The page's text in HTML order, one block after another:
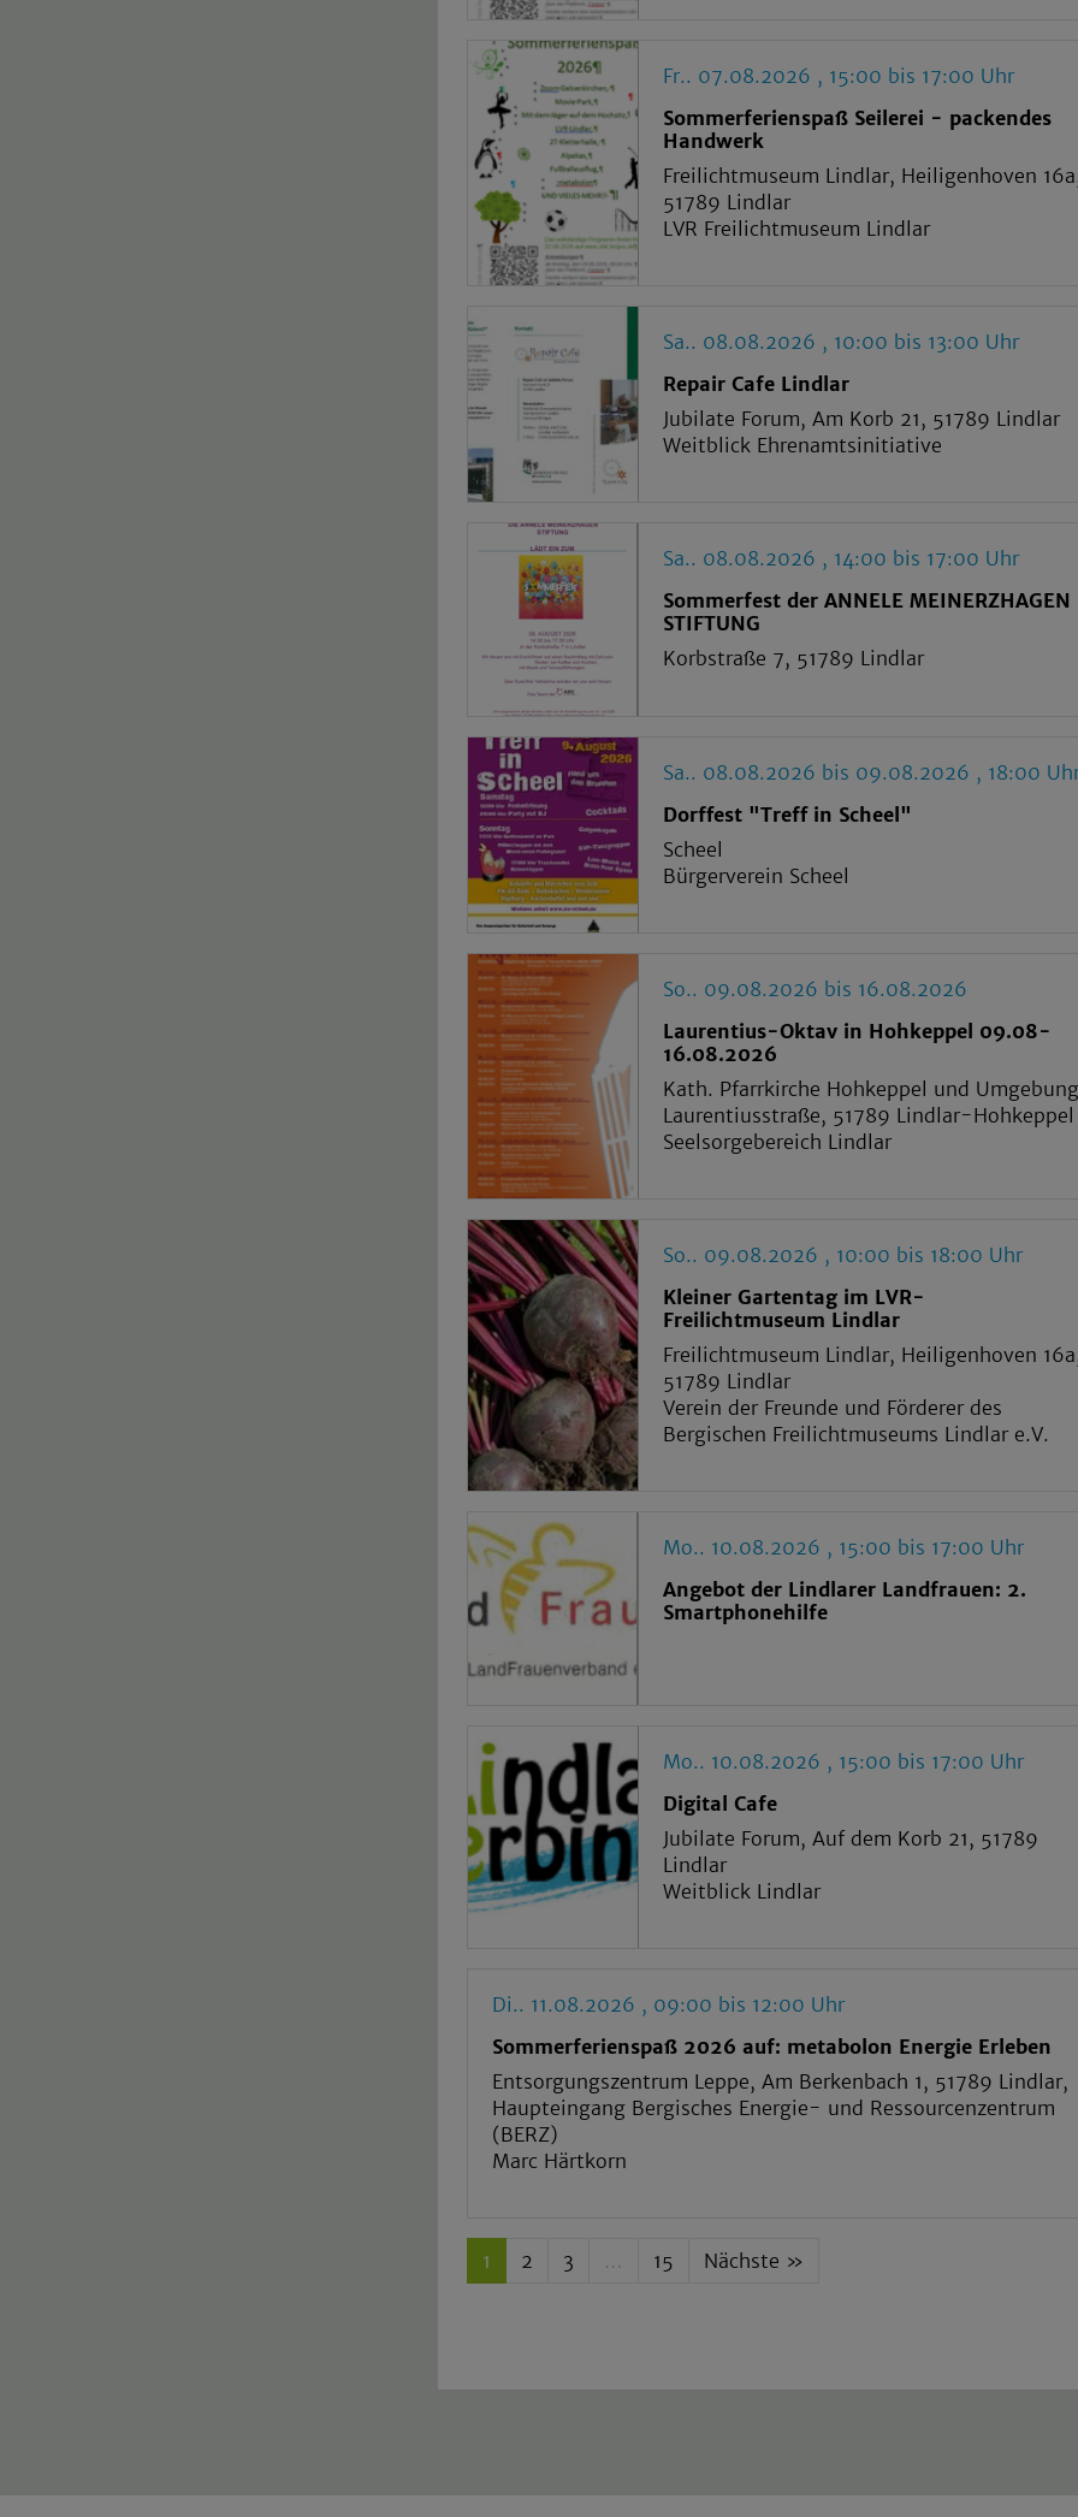
Fr.. 07.08.2026 , 15:00 bis 17:00 Uhr
Sommerferienspaß Seilerei - packendes
Handwerk
Freilichtmuseum Lindlar, Heiligenhoven
51789 Lindlar
LVR Freilichtmuseum Lindlar
Sa.. 08.08.2026 , 10:00 bis 13:00 Uhr
Repair Cafe Lindlar
Jubilate Forum, Am Korb 21, 51789 Lindlar
Weitblick Ehrenamtsinitiative
Sa.. 08.08.2026 , 14:00 bis 17:00 Uhr
Sommerfest der ANNELE MEINERZHAGEN
STIFTUNG
Korbstraße 7, 51789 Lindlar
Sa.. 08.08.2026 bis 09.08.2026 , 18:00
Dorffest "Treff in Scheel"
Scheel
Bürgerverein Scheel
So.. 09.08.2026 bis 16.08.2026
Laurentius-Oktav in Hohkeppel 09.08-
16.08.2026
Kath. Pfarrkirche Hohkeppel und
Laurentiusstraße, 51789 Lindlar-Hohkeppel
Seelsorgebereich Lindlar
So.. 09.08.2026 , 10:00 bis 18:00 Uhr
Kleiner Gartentag im LVR-
Freilichtmuseum Lindlar
Freilichtmuseum Lindlar, Heiligenhoven
51789 Lindlar
Verein der Freunde und Förderer des
Bergischen Freilichtmuseums Lindlar e.V.
Mo.. 10.08.2026 , 15:00 bis 17:00 Uhr
Angebot der Lindlarer Landfrauen: 2.
Smartphonehilfe
Mo.. 10.08.2026 , 15:00 bis 17:00 Uhr
Digital Cafe
Jubilate Forum, Auf dem Korb 21, 51789
Lindlar
Weitblick Lindlar
Di.. 11.08.2026 , 09:00 bis 12:00 Uhr
Sommerferienspaß 2026 auf: metabolon Energie Erleben
Entsorgungszentrum Leppe, Am Berkenbach 1, 51789 Lindlar,
Haupteingang Bergisches Energie- und Ressourcenzentrum
(BERZ)
Marc Härtkorn
1 2 3 … 15 Nächste »